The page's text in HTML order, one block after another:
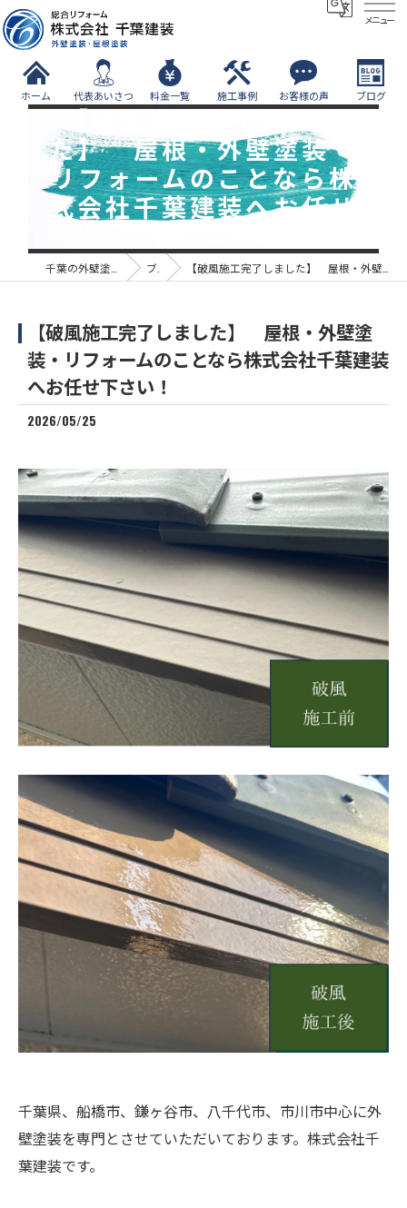
メニュー
ホーム 代表あいさつ 料金一覧 施工事例 お客様の声 ブログ
【破風施工完了しまし
た】 屋根・外壁塗装・
リフォームのことなら株
式会社千葉建装へお任せ
ブログ 【破風施工完了しました】 屋根・外壁塗装・リフォームのことなら株式会社千葉建装へお任せ下さい！
【破風施工完了しました】 屋根・外壁塗
装・リフォームのことなら株式会社千葉建装
へお任せ下さい！
2026/05/25
千葉県、船橋市、鎌ヶ谷市、八千代市、市川市中心に外
壁塗装を専門とさせていただいております。株式会社千
葉建装です。